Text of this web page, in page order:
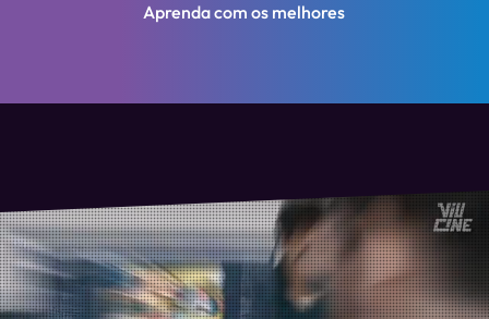
Aprenda com os melhores